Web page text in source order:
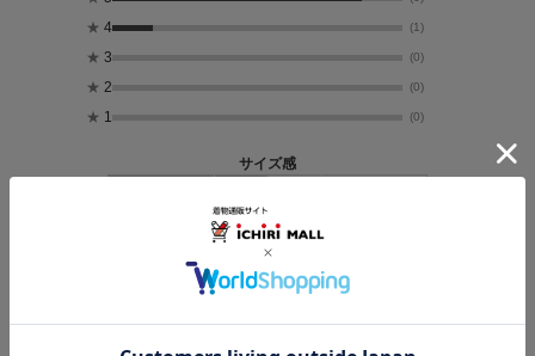
★ 4 (1)
★ 3 (0)
★ 2 (0)
★ 1 (0)
サイズ感
厚さ